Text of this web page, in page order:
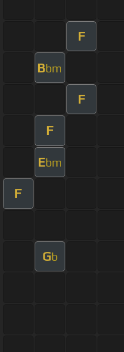
F
Bbm
F
F
Ebm
F
Gb